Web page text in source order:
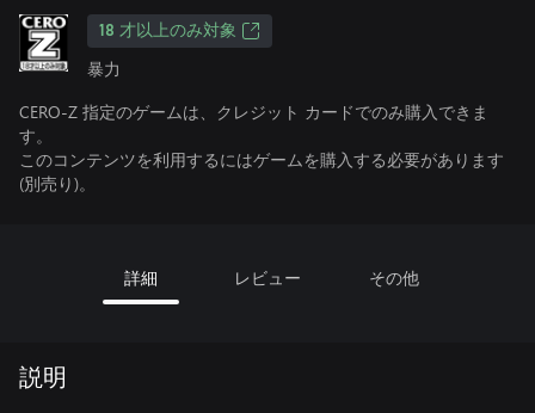
18 才以上のみ対象
暴力
CERO-Z 指定のゲームは、クレジット カードでのみ購入できま
す。
このコンテンツを利用するにはゲームを購入する必要があります
(別売り)。
詳細 レビュー その他
説明